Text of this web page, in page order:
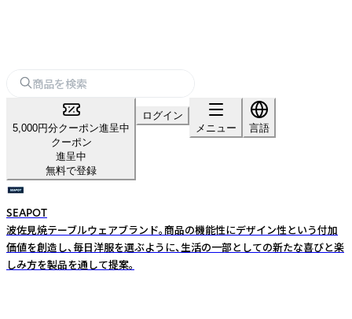
5,000円分クーポン進呈中
クーポン
進呈中
無料で登録
ログイン
メニュー
言語
SEAPOT
波佐見焼テーブルウェアブランド。商品の機能性にデザイン性という付加
価値を創造し、毎日洋服を選ぶように、生活の一部としての新たな喜びと楽
しみ方を製品を通して提案。